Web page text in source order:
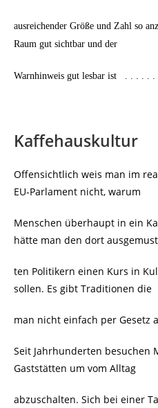
ausreichender Größe und Zahl so
Raum gut sichtbar und der
Warnhinweis gut lesbar ist . . . . .
Kaffehauskultur
Offensichtlich weis man im
EU-Parlament nicht, warum
Menschen überhaupt in ein
hätte man den dort
ten Politikern einen Kurs in
sollen. Es gibt Traditionen die
man nicht einfach per Gesetz
Seit Jahrhunderten besuchen
Gaststätten um vom Alltag
abzuschalten. Sich bei einer